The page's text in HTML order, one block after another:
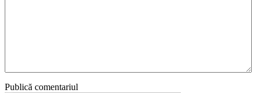
Publică comentariul